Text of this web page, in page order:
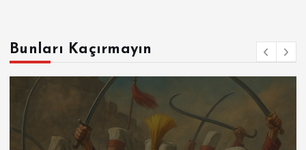
Bunları Kaçırmayın